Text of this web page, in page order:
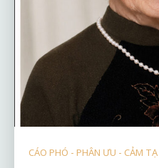
CÁO PHÓ - PHÂN ƯU - CẢM TẠ